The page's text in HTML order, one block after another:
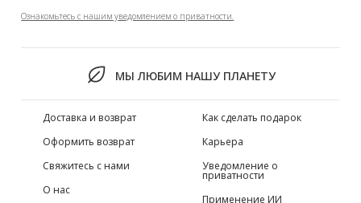
Ознакомьтесь с нашим уведомлением о приватности.
МЫ ЛЮБИМ НАШУ ПЛАНЕТУ
Доставка и возврат
Оформить возврат
Свяжитесь с нами
О нас
Как сделать подарок
Карьера
Уведомление о
приватности
Применение ИИ